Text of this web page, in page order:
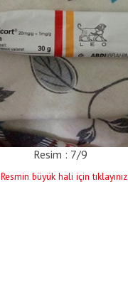
Resim : 7/9
Resmin büyük hali için tıklayınız